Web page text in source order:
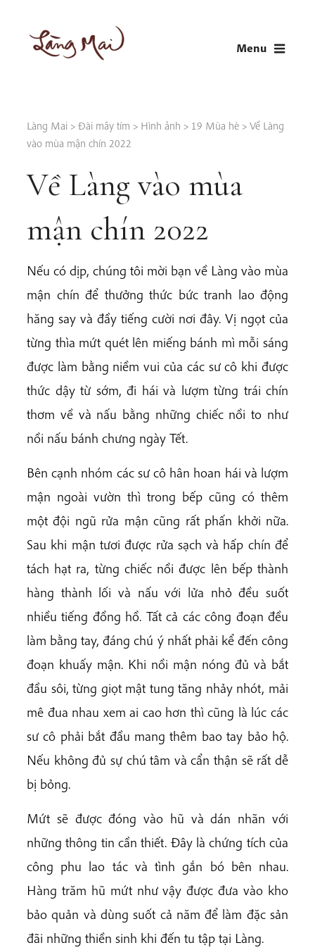
content
Menu
Làng Mai > Đài mây tím > Hình ảnh > 19 Mùa hè > Về Làng
vào mùa mận chín 2022
Về Làng vào mùa
mận chín 2022
Nếu có dịp, chúng tôi mời bạn về Làng vào mùa
mận chín để thưởng thức bức tranh lao động
hăng say và đầy tiếng cười nơi đây. Vị ngọt của
từng thìa mứt quét lên miếng bánh mì mỗi sáng
được làm bằng niềm vui của các sư cô khi được
thức dậy từ sớm, đi hái và lượm từng trái chín
thơm về và nấu bằng những chiếc nồi to như
nồi nấu bánh chưng ngày Tết.
Bên cạnh nhóm các sư cô hân hoan hái và lượm
mận ngoài vườn thì trong bếp cũng có thêm
một đội ngũ rửa mận cũng rất phấn khởi nữa.
Sau khi mận tươi được rửa sạch và hấp chín để
tách hạt ra, từng chiếc nồi được lên bếp thành
hàng thành lối và nấu với lửa nhỏ đều suốt
nhiều tiếng đồng hồ. Tất cả các công đoạn đều
làm bằng tay, đáng chú ý nhất phải kể đến công
đoạn khuấy mận. Khi nồi mận nóng đủ và bắt
đầu sôi, từng giọt mật tung tăng nhảy nhót, mải
mê đua nhau xem ai cao hơn thì cũng là lúc các
sư cô phải bắt đầu mang thêm bao tay bảo hộ.
Nếu không đủ sự chú tâm và cẩn thận sẽ rất dễ
bị bỏng.
Mứt sẽ được đóng vào hũ và dán nhãn với
những thông tin cần thiết. Đây là chứng tích của
công phu lao tác và tình gắn bó bên nhau.
Hàng trăm hũ mứt như vậy được đưa vào kho
bảo quản và dùng suốt cả năm để làm đặc sản
đãi những thiền sinh khi đến tu tập tại Làng.